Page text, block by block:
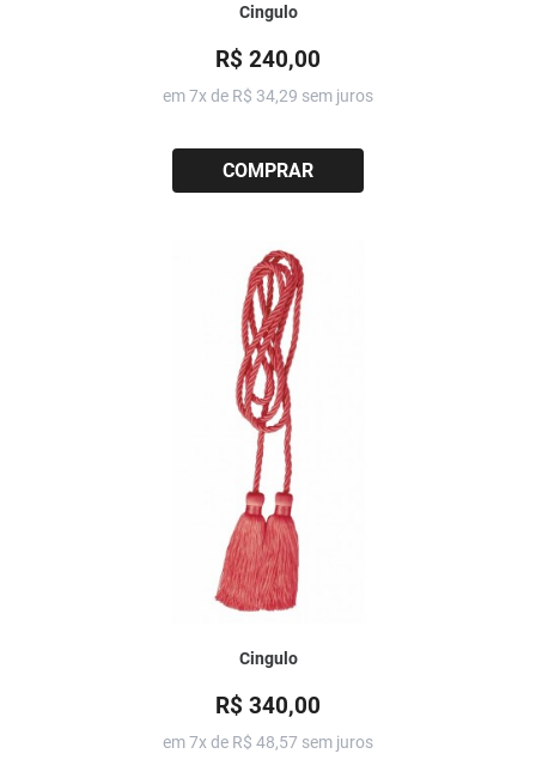
Cingulo
R$ 240,00
em 7x de R$ 34,29 sem juros
Cingulo
R$ 340,00
em 7x de R$ 48,57 sem juros